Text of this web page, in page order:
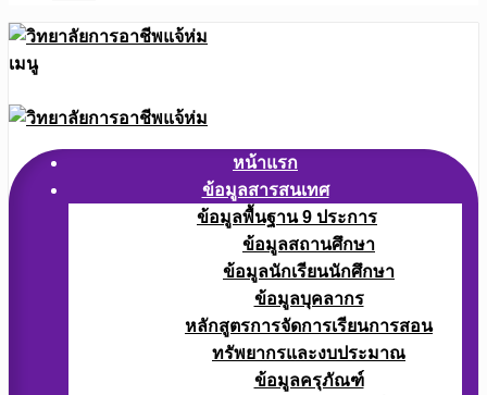
เมนู
หน้าแรก
ข้อมูลสารสนเทศ
ข้อมูลพื้นฐาน 9 ประการ
ข้อมูลสถานศึกษา
ข้อมูลนักเรียนนักศึกษา
ข้อมูลบุคลากร
หลักสูตรการจัดการเรียนการสอน
ทรัพยากรและงบประมาณ
ข้อมูลครุภัณฑ์